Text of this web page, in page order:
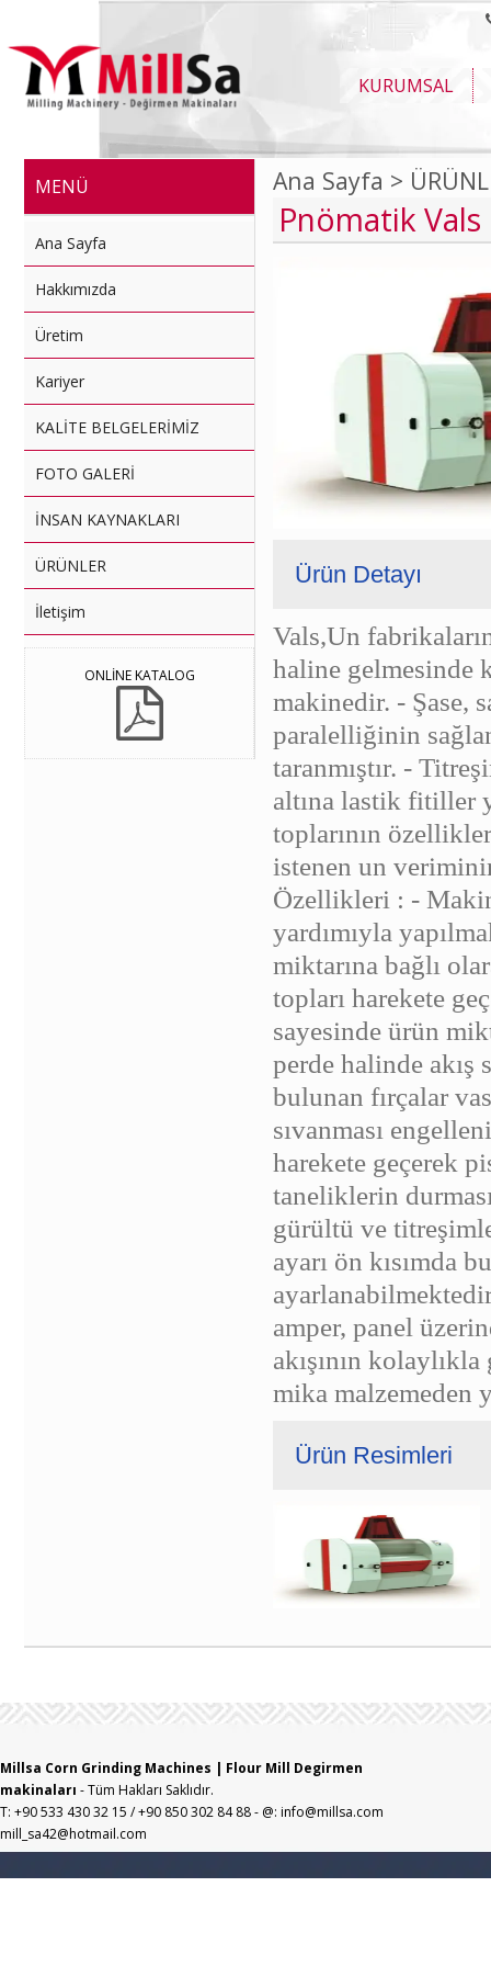
KURUMSAL
MENÜ
Ana Sayfa
Hakkımızda
Üretim
Kariyer
KALİTE BELGELERİMİZ
FOTO GALERİ
İNSAN KAYNAKLARI
ÜRÜNLER
İletişim
ONLİNE KATALOG
Ana Sayfa >
Pnömatik Vals
Ürün Detayı
Vals,Un
haline gelmesinde
makinedir. - Şase,
paralelliğinin
taranmıştır. -
altına lastik fitiller
toplarının
istenen un
Özellikleri : -
yardımıyla
miktarına bağlı
topları harekete
sayesinde ürün
perde halinde akış
bulunan fırçalar
sıvanması
harekete geçerek
taneliklerin
gürültü ve
ayarı ön kısımda
amper, panel
akışının
mika malzemeden
Ürün Resimleri
Millsa Corn Grinding Machines | Flour Mill Degirmen
makinaları - Tüm Hakları Saklıdır.
T: +90 533 430 32 15 / +90 850 302 84 88 - @: info@millsa.com
mill_sa42@hotmail.com